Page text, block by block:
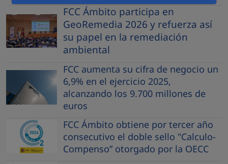
FCC Ámbito participa en
GeoRemedia 2026 y refuerza así
su papel en la remediación
ambiental
FCC aumenta su cifra de negocio un
6,9% en el ejercicio 2025,
alcanzando los 9.700 millones de
euros
FCC Ámbito obtiene por tercer año
consecutivo el doble sello "Calculo-
Compenso” otorgado por la OECC